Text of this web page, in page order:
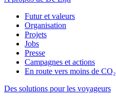
Futur et valeurs
Organisation
Projets
Jobs
Presse
Campagnes et actions
En route vers moins de CO₂
Des solutions pour les voyageurs